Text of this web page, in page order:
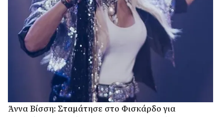
Άννα Βίσση: Σταμάτησε στο Φισκάρδο για